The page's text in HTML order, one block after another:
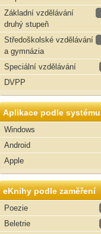
Základní vzdělávání
druhý stupeň
Středoškolské vzdělávání
a gymnázia
Speciální vzdělávání
DVPP
Aplikace podle systému
Windows
Android
Apple
eKnihy podle zaměření
Poezie
Beletrie